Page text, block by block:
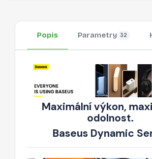
Popis Parametry 32
Maximální výkon,
odolnost.
Baseus Dynamic